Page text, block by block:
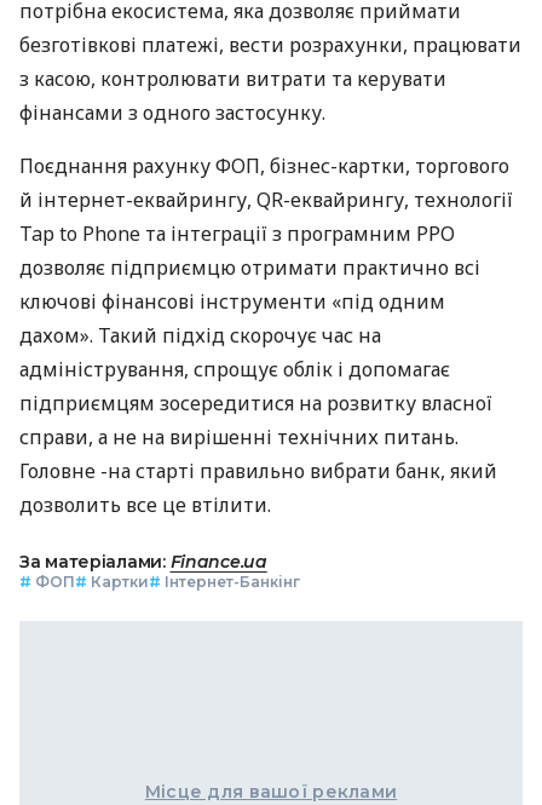
потрібна екосистема, яка дозволяє приймати
безготівкові платежі, вести розрахунки, працювати
з касою, контролювати витрати та керувати
фінансами з одного застосунку.
Поєднання рахунку ФОП, бізнес-картки, торгового
й інтернет-еквайрингу, QR-еквайрингу, технології
Tap to Phone та інтеграції з програмним РРО
дозволяє підприємцю отримати практично всі
ключові фінансові інструменти «під одним
дахом». Такий підхід скорочує час на
адміністрування, спрощує облік і допомагає
підприємцям зосередитися на розвитку власної
справи, а не на вирішенні технічних питань.
Головне -на старті правильно вибрати банк, який
дозволить все це втілити.
За матеріалами: Finance.ua
# ФОП# Картки# Інтернет-Банкінг
Місце для вашої реклами